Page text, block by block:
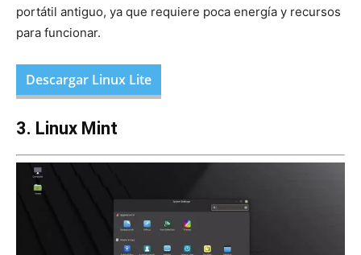
portátil antiguo, ya que requiere poca energía y recursos
para funcionar.
Descargar Linux Lite
3. Linux Mint